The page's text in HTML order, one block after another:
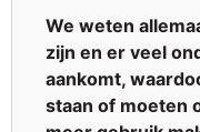
We weten
zijn en er veel
aankomt,
staan of moeten